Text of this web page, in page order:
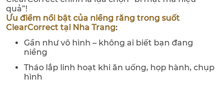
quả”!
Ưu điểm nổi bật của niềng răng trong suốt
ClearCorrect tại Nha Trang:
Gần như vô hình – không ai biết bạn đang
niềng
Tháo lắp linh hoạt khi ăn uống, họp hành, chụp
hình